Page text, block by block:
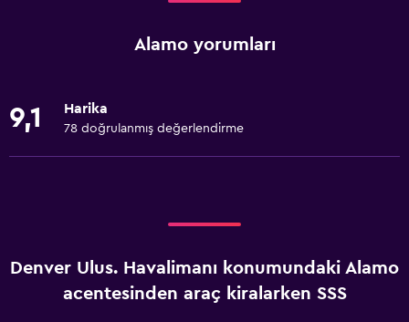
Alamo yorumları
9,1 Harika
78 doğrulanmış değerlendirme
Denver Ulus. Havalimanı konumundaki Alamo
acentesinden araç kiralarken SSS